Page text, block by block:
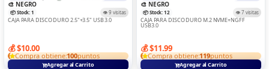
🎨 NEGRO
📦 Stock: 1 👁️ 9 visitas
CAJA PARA DISCO DURO 2.5"+3.5" USB 3.0
💰 $10.00
Compra obtiene:100puntos
Agregar al Carrito
🎨 NEGRO
📦 Stock: 12 👁️ 7 visitas
CAJA PARA DISCO DURO M.2 NVME+NGFF
USB3.0
💰 $11.99
Compra obtiene:119puntos
Agregar al Carrito